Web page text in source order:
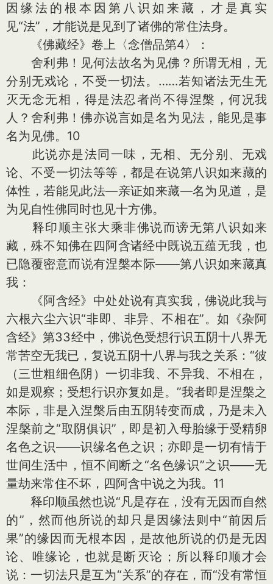
因缘法的根本因第八识如来藏，才是真实
见“法”，才能说是见到了诸佛的常住法身。
《佛藏经》卷上〈念僧品第4〉：
舍利弗！见何法故名为见佛？所谓无相，无
分别无戏论，不受一切法。……若知诸法无生无
灭无念无相，得是法忍者尚不得涅槃，何况我
人？舍利弗！佛亦说言如是名为见法，能见是事
名为见佛。10
此说亦是法同一味，无相、无分别、无戏
论、不受一切法等等，都是在说第八识如来藏的
体性，若能见此法—亲证如来藏—名为见道，是
为见自性佛同时也见十方佛。
释印顺主张大乘非佛说而谤无第八识如来
藏，殊不知佛在四阿含诸经中既说五蕴无我，也
已隐覆密意而说有涅槃本际——第八识如来藏真
我：
《阿含经》中处处说有真实我，佛说此我与
六根六尘六识“非即、非异、不相在”。如《杂阿
含经》第33经中，佛说色受想行识五阴十八界无
常苦空无我已，复说五阴十八界与我之关系：“彼
（三世粗细色阴）一切非我、不异我、不相在，
如是观察；受想行识亦复如是。”我者即是涅槃之
本际，非是入涅槃后由五阴转变而成，乃是未入
涅槃前之“取阴俱识”，即是初入母胎缘于受精卵
名色之识——识缘名色之识；亦即是一切有情于
世间生活中，恒不间断之“名色缘识”之识——无
量劫来常住不坏，四阿含中说之为我。11
释印顺虽然也说“凡是存在，没有无因而自然
的”，然而他所说的却只是因缘法则中“前因后
果”的缘因而无根本因，是故他所说的仍是无因
论、唯缘论，也就是断灭论；所以释印顺才会
说：一切法只是互为“关系”的存在，而“没有常恒